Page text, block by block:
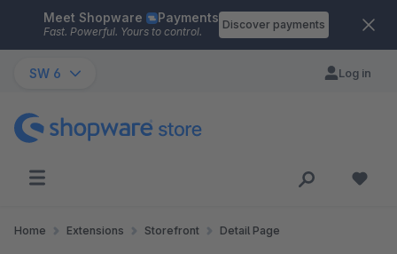
Skip to main content
Meet Shopware Payments
Fast. Powerful. Yours to control.
Discover payments
SW 6 Log in
Home Extensions Storefront Detail Page